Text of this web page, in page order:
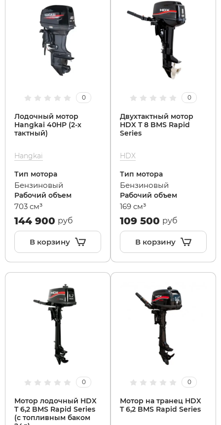
0
Лодочный мотор
Hangkai 40HP (2-х
тактный)
Hangkai
Тип мотора
Бензиновый
Рабочий объем
703 см³
144 900 руб
В корзину
0
Двухтактный мотор
HDX T 8 BMS Rapid
Series
HDX
Тип мотора
Бензиновый
Рабочий объем
169 см³
109 500 руб
В корзину
0
Мотор лодочный HDX
T 6,2 BMS Rapid Series
(с топливным баком
0
Мотор на транец HDX
T 6,2 BMS Rapid Series